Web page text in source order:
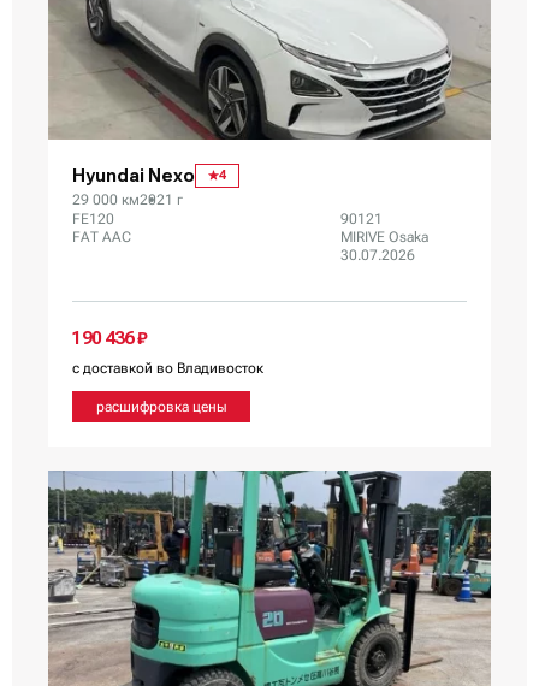
Hyundai Nexo 4
29 000 км2021 г
FE120
FAT AAC
90121
MIRIVE Osaka
30.07.2026
190 436 ₽
с доставкой во Владивосток
расшифровка цены